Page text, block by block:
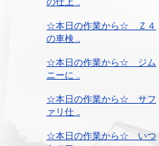
☆本日の作業から☆ Ｚ４
の車検 ..
☆本日の作業から☆ ジム
ニーに ..
☆本日の作業から☆ サフ
ァリ仕 ..
☆本日の作業から☆ いつ